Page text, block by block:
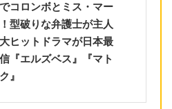
コロンボとミス・マー
型破りな弁護士が主人
ヒットドラマが日本最
『エルズベス』『マト
』